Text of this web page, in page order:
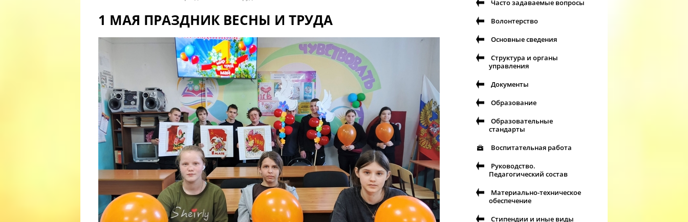
1 МАЯ ПРАЗДНИК ВЕСНЫ И ТРУДА
Часто задаваемые вопросы
Волонтерство
Основные сведения
Структура и органы
управления
Документы
Образование
Образовательные
стандарты
Воспитательная работа
Руководство.
Педагогический состав
Материально-техническое
обеспечение
Стипендии и иные виды